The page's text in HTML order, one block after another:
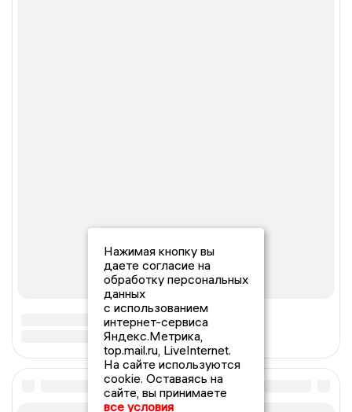
Нажимая кнопку вы
даете согласие на
обработку персональных
данных
с использованием
интернет-сервиса
Яндекс.Метрика,
top.mail.ru, LiveInternet.
На сайте используются
cookie. Оставаясь на
сайте, вы принимаете
все условия